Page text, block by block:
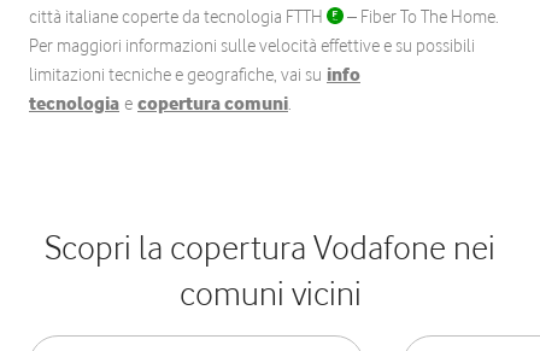
città italiane coperte da tecnologia FTTH
– Fiber To The Home.
Per maggiori informazioni sulle velocità effettive e su possibili
limitazioni tecniche e geografiche, vai su info
tecnologia e copertura comuni.
Scopri la copertura Vodafone nei
comuni vicini